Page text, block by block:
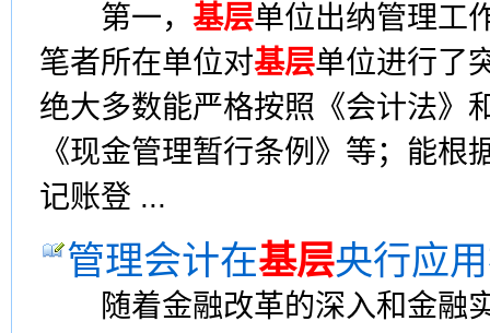
第一， 基层单位出纳管理工
笔者所在单位对基层单位进行了
绝大多数能严格按照《会计法》
《现金管理暂行条例》等；能
记账登 ...
管理会计在基层央行应
随着金融改革的深入和金融实